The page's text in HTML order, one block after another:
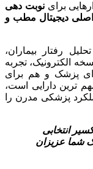
براینوبت ‌دهی
دیجیتال مطب و
رفتار بیماران،
الکترونیک، تجربه‌
پزشک و هم برای
ترین دارایی است،
پزشکی مدرن را
انتخابی
شما عزیزان